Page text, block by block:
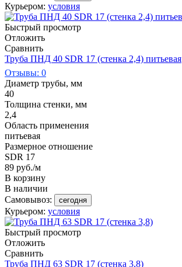
Курьером: условия
Быстрый просмотр
Отложить
Сравнить
Труба ПНД 40 SDR 17 (стенка 2,4) питьевая
Отзывы: 0
Диаметр трубы, мм
40
Толщина стенки, мм
2,4
Область применения
питьевая
Размерное отношение
SDR 17
89 руб./м
В корзину
В наличии
Самовывоз:
сегодня
Курьером: условия
Быстрый просмотр
Отложить
Сравнить
Труба ПНД 63 SDR 17 (стенка 3,8)